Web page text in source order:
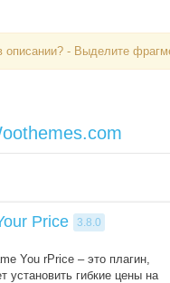
описании? - Выделите
Price 3.8.0
You rPrice – это плагин,
установить гибкие цены на